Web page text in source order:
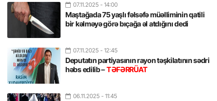
07.11.2025 - 14:00
Maştağada 75 yaşlı fəlsəfə müəlliminin qatili
bir kəlməyə görə bıçağa əl atdığını dedi
07.11.2025 - 12:45
Deputatın partiyasının rayon təşkilatının sədri
həbs edilib –TƏFƏRRÜAT
06.11.2025 - 11:45